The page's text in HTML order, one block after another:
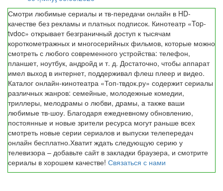
Смотри любимые сериалы и тв-передачи онлайн в HD-
качестве без рекламы и платных подписок. Кинотеатр «Top-
tvdoc» открывает безграничный доступ к тысячам
короткометражных и многосерийных фильмов, которые можно
смотреть с любого современного устройства: телефон,
планшет, ноутбук, андройд и т. д. Достаточно, чтобы аппарат
имел выход в интернет, поддерживал флеш плеер и видео.
Каталог онлайн-кинотеатра «Топ-твдок.ру» содержит сериалы
различных жанров: семейные, молодежные комедии,
триллеры, мелодрамы о любви, драмы, а также ваши
любимые тв-шоу. Благодаря ежедневному обновлению,
постоянные и новые зрители ресурса могут раньше всех
смотреть новые серии сериалов и выпуски телепередач
онлайн бесплатно.Хватит ждать следующую серию у
телевизора – добавьте сайт в закладки браузера, и смотрите
сериалы в хорошем качестве! Связаться с нами